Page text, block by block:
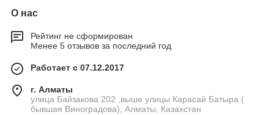
О нас
Рейтинг не сформирован
Менее 5 отзывов за последний год
Работает с 07.12.2017
г. Алматы
улица Байзакова 202 ,выше улицы Карасай Батыра (
бывшая Виноградова), Алматы, Казахстан